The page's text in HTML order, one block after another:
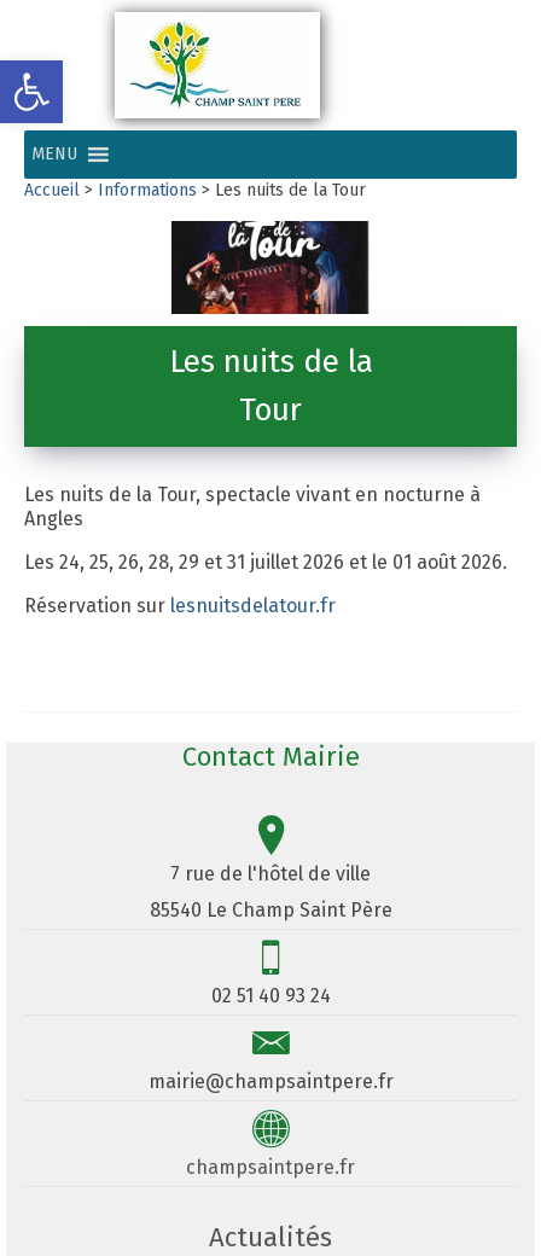
Ouvrir la barre d’outils
MENU
Accueil > Informations > Les nuits de la Tour
Les nuits de la
Tour
Les nuits de la Tour, spectacle vivant en nocturne à
Angles
Les 24, 25, 26, 28, 29 et 31 juillet 2026 et le 01 août 2026.
Réservation sur lesnuitsdelatour.fr
Contact Mairie
7 rue de l'hôtel de ville
85540 Le Champ Saint Père
02 51 40 93 24
mairie@champsaintpere.fr
champsaintpere.fr
Actualités